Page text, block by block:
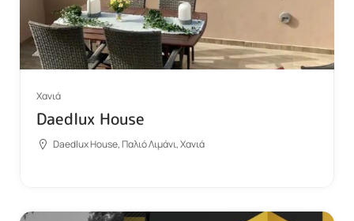
Χανιά
Daedlux House
Daedlux House, Παλιό Λιμάνι, Χανιά